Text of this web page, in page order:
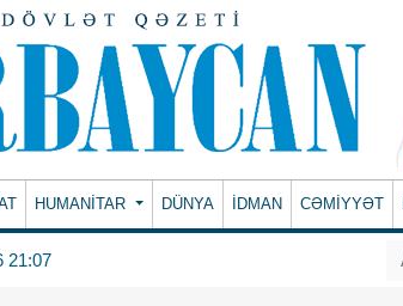
HUMANITAR DÜNYA İDMAN CƏMİYYƏT
21:07